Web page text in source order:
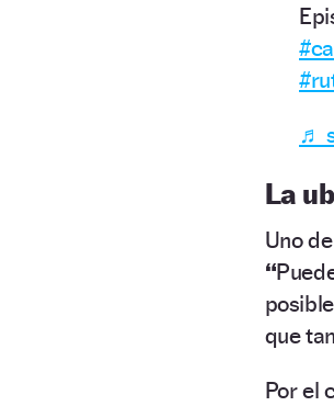
♬
La
Uno
“
que
Por el